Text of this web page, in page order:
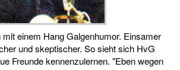
einem Hang Galgenhumor. Einsamer
und skeptischer. So sieht sich HvG
Freunde kennenzulernen. "Eben wegen